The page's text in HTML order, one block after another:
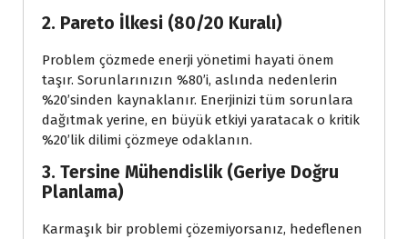
2. Pareto İlkesi (80/20 Kuralı)
Problem çözmede enerji yönetimi hayati önem
taşır. Sorunlarınızın %80’i, aslında nedenlerin
%20’sinden kaynaklanır. Enerjinizi tüm sorunlara
dağıtmak yerine, en büyük etkiyi yaratacak o kritik
%20’lik dilimi çözmeye odaklanın.
3. Tersine Mühendislik (Geriye Doğru
Planlama)
Karmaşık bir problemi çözemiyorsanız, hedeflenen